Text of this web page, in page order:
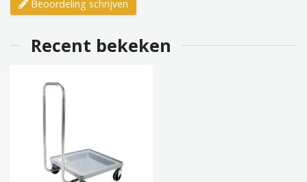
Beoordeling schrijven
Recent bekeken